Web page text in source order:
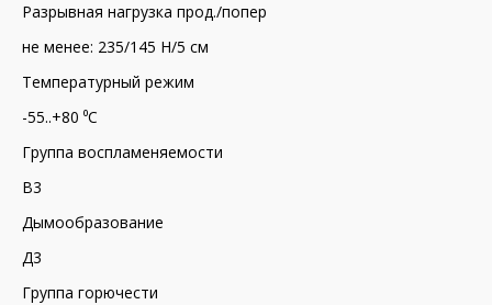
Разрывная нагрузка прод./попер
не менее: 235/145 Н/5 см
Температурный режим
-55..+80 ⁰С
Группа воспламеняемости
В3
Дымообразование
Д3
Группа горючести